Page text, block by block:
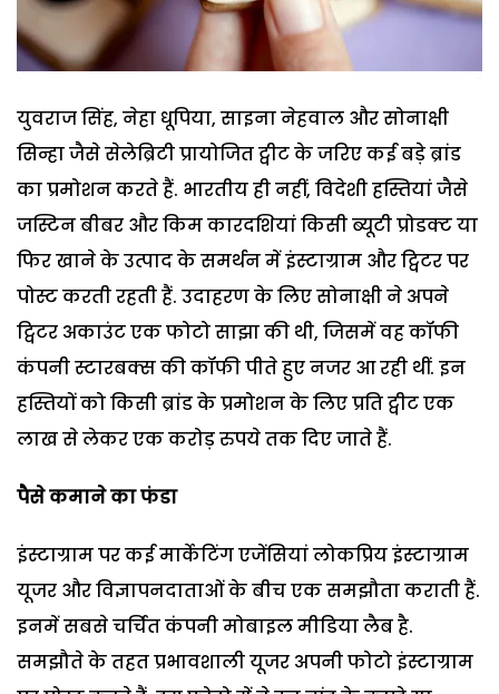
युवराज सिंह, नेहा धूपिया, साइना नेहवाल और सोनाक्षी
सिन्हा जैसे सेलेब्रिटी प्रायोजित ट्वीट के जरिए कई बड़े ब्रांड
का प्रमोशन करते हैं. भारतीय ही नहीं, विदेशी हस्तियां जैसे
जस्टिन बीबर और किम कारदशियां किसी ब्यूटी प्रोडक्ट या
फिर खाने के उत्पाद के समर्थन में इंस्टाग्राम और ट्विटर पर
पोस्ट करती रहती हैं. उदाहरण के लिए सोनाक्षी ने अपने
ट्विटर अकाउंट एक फोटो साझा की थी, जिसमें वह कॉफी
कंपनी स्टारबक्स की कॉफी पीते हुए नजर आ रही थीं. इन
हस्तियों को किसी ब्रांड के प्रमोशन के लिए प्रति ट्वीट एक
लाख से लेकर एक करोड़ रुपये तक दिए जाते हैं.
पैसे कमाने का फंडा
इंस्टाग्राम पर कई मार्केटिंग एजेंसियां लोकप्रिय इंस्टाग्राम
यूजर और विज्ञापनदाताओं के बीच एक समझौता कराती हैं.
इनमें सबसे चर्चित कंपनी मोबाइल मीडिया लैब है.
समझौते के तहत प्रभावशाली यूजर अपनी फोटो इंस्टाग्राम